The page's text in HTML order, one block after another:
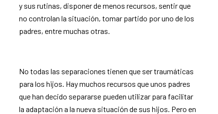
y sus rutinas, disponer de menos recursos, sentir que
no controlan la situación, tomar partido por uno de los
padres, entre muchas otras.
No todas las separaciones tienen que ser traumáticas
para los hijos. Hay muchos recursos que unos padres
que han decido separarse pueden utilizar para facilitar
la adaptación a la nueva situación de sus hijos. Pero en